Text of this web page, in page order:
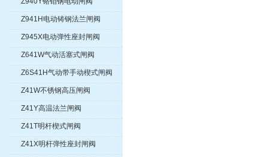
Z941H电动铸钢法兰闸阀
Z945X电动弹性座封闸阀
Z641W气动活塞式闸阀
Z6S41H气动带手动楔式闸阀
Z41W不锈钢高压闸阀
Z41Y高温法兰闸阀
Z41T明杆楔式闸阀
Z41X明杆弹性座封闸阀